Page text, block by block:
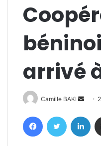
arrivé
Camille BAKI
FacebookTwitter